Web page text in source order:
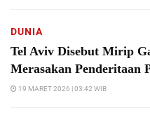
DUNIA
Tel Aviv Disebut Mirip
Merasakan Penderitaan
19 MARET 2026 | 03:42 WIB